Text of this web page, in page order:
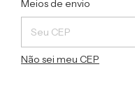
Meios de envio
Não sei meu CEP